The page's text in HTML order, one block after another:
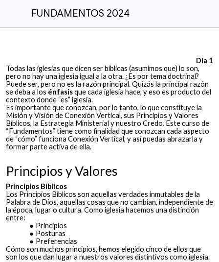
FUNDAMENTOS 2024
Día 1
Todas las iglesias que dicen ser bíblicas (asumimos que) lo son,
pero no hay una iglesia igual a la otra. ¿Es por tema doctrinal?
Puede ser, pero no es la razón principal. Quizás la principal razón
se deba a los énfasisque cada iglesia hace, y eso es producto del
contexto donde “es” iglesia.
Es importante que conozcan, por lo tanto, lo que constituye la
Misión y Visión de Conexión Vertical, sus Principios y Valores
Bíblicos, la Estrategia Ministerial y nuestro Credo. Este curso de
“Fundamentos” tiene como finalidad que conozcan cada aspecto
de “cómo” funciona Conexión Vertical, y así puedas abrazarla y
formar parte activa de ella.
Principios y Valores
Principios Bíblicos
Los Principios Bíblicos son aquellas verdades inmutables de la
Palabra de Dios, aquellas cosas que no cambian, independiente de
la época, lugar o cultura. Como iglesia hacemos una distinción
entre:
Principios
Posturas
Preferencias
Cómo son muchos principios, hemos elegido cinco de ellos que
son los que dan lugar a nuestros valores distintivos como iglesia.